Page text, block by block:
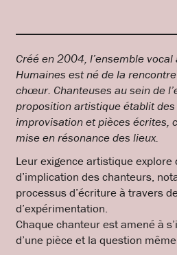
Créé en 2004, l’ensemble vocal
Humaines est né de la
chœur. Chanteuses au sein de
proposition artistique établit
improvisation et pièces écrites,
mise en résonance des lieux.
Leur exigence artistique
d’implication des chanteurs,
processus d’écriture à travers
d’expérimentation.
Chaque chanteur est amené à
d’une pièce et la question